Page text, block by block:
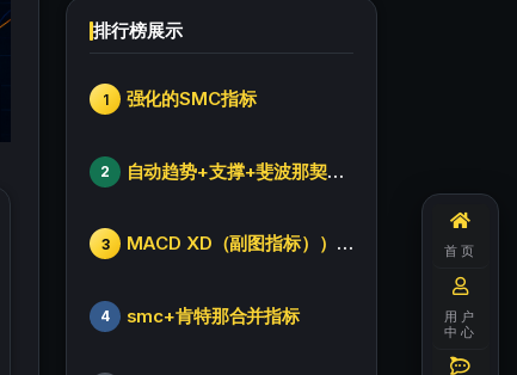
排行榜展示
1 强化的SMC指标
2 自动趋势+支撑+斐波那契+箱体
3 MACD XD（副图指标））修改版
4 smc+肯特那合并指标
首页
用户
中心